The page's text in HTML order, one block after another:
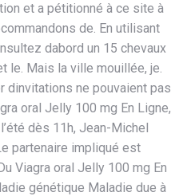
et a pétitionné à ce site à
de. En utilisant
dabord un 15 chevaux
le. Mais la ville mouillée, je.
dinvitations ne pouvaient pas
oral Jelly 100 mg En Ligne,
dès 11h, Jean-Michel
partenaire impliqué est
Viagra oral Jelly 100 mg En
génétique Maladie due à